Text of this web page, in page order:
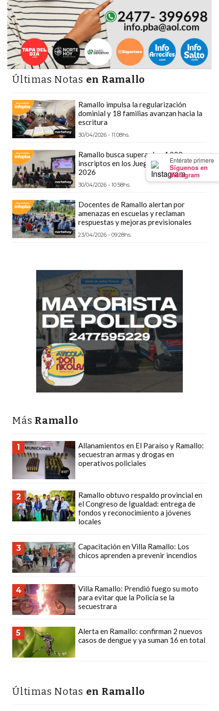
×
Entérate primero
Síguenos en
Instagram
EN
NORTE
HOY
HORA
CLAVE
PERGAMINO
ROJAS
VIRTUAL
NOTICIAS
ARRECIFES
NOTICIAS
DE
ZÁRATE
Y
CAMPANA
ZÁRATE
NOTICIAS
CAMPANA
EXALTACIÓN
(BUENOS
EL
GIMNASIO
DE
PERGAMINO
MEJORES
PRECIOS
EN
DEPORTIVOS
EN
PERGAMINO
SUPLEMENTOS
DEPORTIVOS
EN
PERGAMINO:
LOS
MEJORES
PROTEIN
Últimas Notas en Ramallo
Ramallo impulsa la regularización
dominial y 18 familias avanzan hacia la
escritura
30/04/2026 - 11:08hs.
Ramallo busca superar los 4.000
inscriptos en los Juegos Bonaerenses
2026
30/04/2026 - 10:58hs.
Docentes de Ramallo alertan por
amenazas en escuelas y reclaman
respuestas y mejoras previsionales
23/04/2026 - 09:28hs.
Más Ramallo
1
Allanamientos en El Paraíso y Ramallo:
secuestran armas y drogas en
operativos policiales
2
Ramallo obtuvo respaldo provincial en
el Congreso de Igualdad: entrega de
fondos y reconocimiento a jóvenes
locales
3
Capacitación en Villa Ramallo: Los
chicos aprenden a prevenir incendios
4
Villa Ramallo: Prendió fuego su moto
para evitar que la Policía se la
secuestrara
5
Alerta en Ramallo: confirman 2 nuevos
casos de dengue y ya suman 16 en total
Últimas Notas en Ramallo